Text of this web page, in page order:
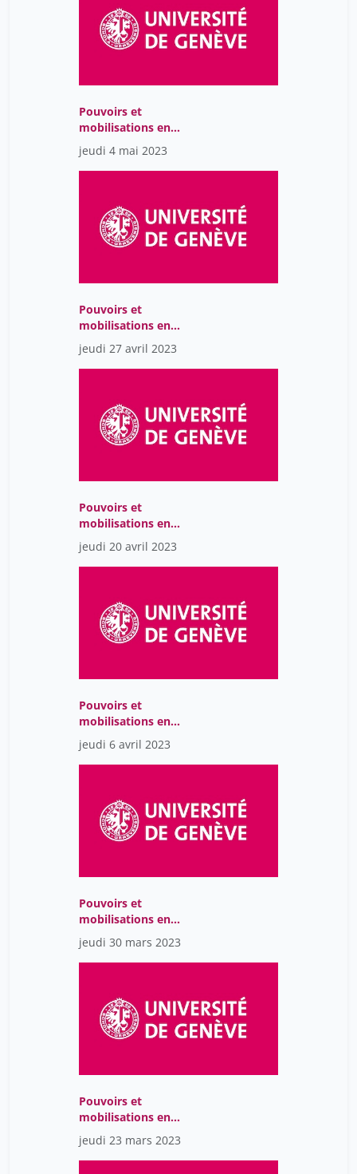
Pouvoirs et
mobilisations en
Amérique Latine : Une
perspective
interdisciplinaire
jeudi 4 mai 2023
Pouvoirs et
mobilisations en
Amérique Latine : Une
perspective
interdisciplinaire
jeudi 27 avril 2023
Pouvoirs et
mobilisations en
Amérique Latine : Une
perspective
interdisciplinaire
jeudi 20 avril 2023
Pouvoirs et
mobilisations en
Amérique Latine : Une
perspective
interdisciplinaire
jeudi 6 avril 2023
Pouvoirs et
mobilisations en
Amérique Latine : Une
perspective
interdisciplinaire
jeudi 30 mars 2023
Pouvoirs et
mobilisations en
Amérique Latine : Une
perspective
interdisciplinaire
jeudi 23 mars 2023